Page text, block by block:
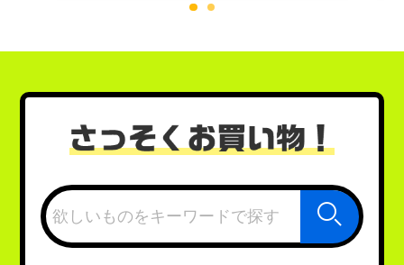
検索